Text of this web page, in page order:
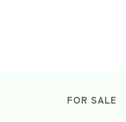
FOR SALE